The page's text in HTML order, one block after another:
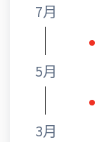
7月
5月
3月